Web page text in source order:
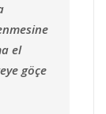
el
göçe